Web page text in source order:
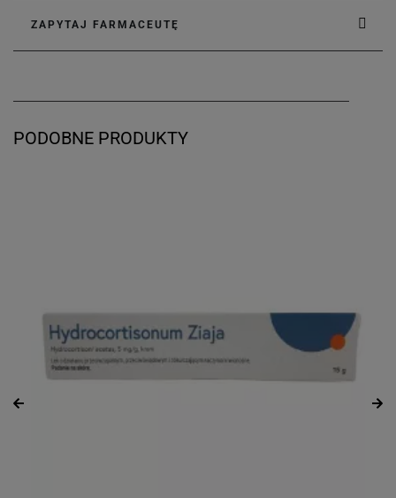
ZAPYTAJ FARMACEUTĘ
PODOBNE PRODUKTY